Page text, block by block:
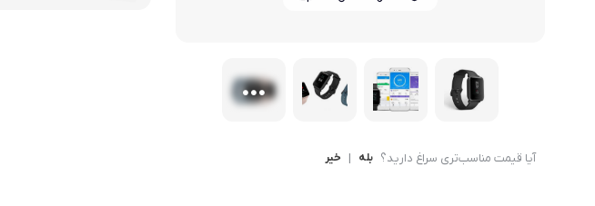
گوشی کاترپیلار
آیا قیمت مناسب‌تری سراغ دارید؟ بله | خیر